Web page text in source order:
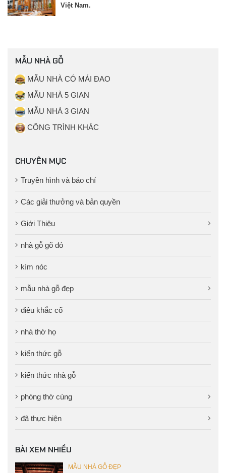
Việt Nam.
MẪU NHÀ GỖ
MẪU NHÀ CÓ MÁI ĐAO
MẪU NHÀ 5 GIAN
MẪU NHÀ 3 GIAN
CÔNG TRÌNH KHÁC
CHUYÊN MỤC
Truyền hình và báo chí
Các giải thưởng và bản quyền
Giới Thiệu
nhà gỗ gõ đỏ
kìm nóc
mẫu nhà gỗ đẹp
điêu khắc cổ
nhà thờ họ
kiến thức gỗ
kiến thức nhà gỗ
phòng thờ cúng
đã thực hiện
BÀI XEM NHIỀU
MẪU NHÀ GỖ ĐẸP